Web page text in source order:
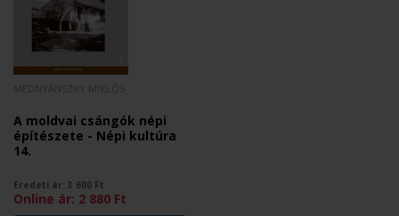
A moldvai csángók népi
építészete - Népi kultúra
14.
Eredeti ár: 3 600 Ft
Online ár: 2 880 Ft